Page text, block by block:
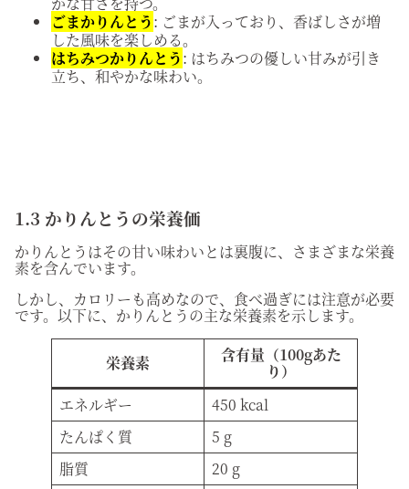
ごまかりんとう: ごまが入っており、香ばしさが増
した風味を楽しめる。
はちみつかりんとう: はちみつの優しい甘みが引き
立ち、和やかな味わい。
1.3 かりんとうの栄養価
かりんとうはその甘い味わいとは裏腹に、さまざまな栄養
素を含んでいます。
しかし、カロリーも高めなので、食べ過ぎには注意が必要
です。以下に、かりんとうの主な栄養素を示します。
栄養素 含有量（100gあた
り）
エネルギー
450 kcal
たんぱく質
5 g
脂質
20 g